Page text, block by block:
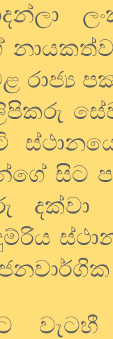
රාජ්‍ය
සිට
දක්වා
වැටහී